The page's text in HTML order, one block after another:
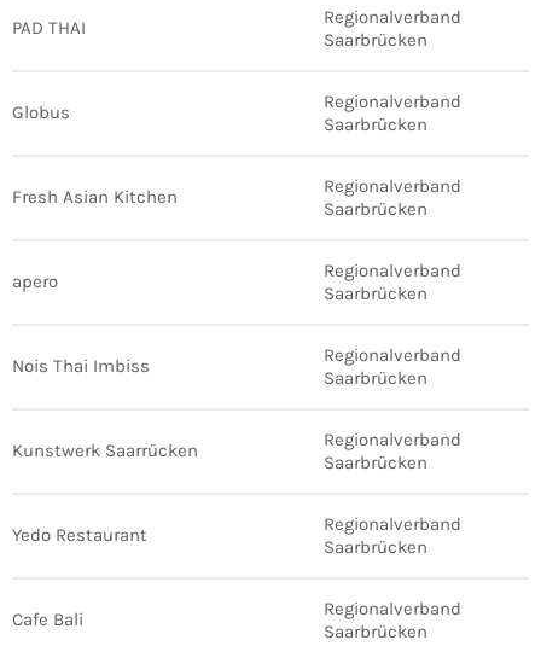
PAD THAI
Regionalverband
Saarbrücken
Globus
Regionalverband
Saarbrücken
Fresh Asian Kitchen
Regionalverband
Saarbrücken
apero
Regionalverband
Saarbrücken
Nois Thai Imbiss
Regionalverband
Saarbrücken
Kunstwerk Saarrücken
Regionalverband
Saarbrücken
Yedo Restaurant
Regionalverband
Saarbrücken
Cafe Bali
Regionalverband
Saarbrücken